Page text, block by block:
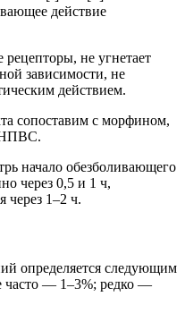
действие
не угнетает
зависимости, не
действием.
сопоставим с морфином,
НПВС.
начало обезболивающего
через 0,5 и 1 ч,
через 1–2 ч.
определяется следующим
часто — 1–3%; редко —